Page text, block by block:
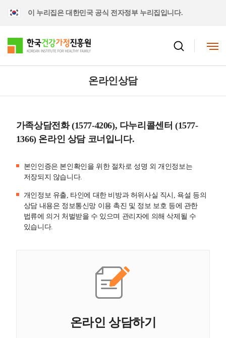
이 누리집은 대한민국 공식 전자정부 누리집입니다.
온라인상담
가족상담전화 (1577-4206), 다누리콜센터 (1577-
1366) 온라인 상담 코너입니다.
본인인증은 본인확인을 위한 절차로 성명 외 개인정보는
저장되지 않습니다.
개인정보 유출, 타인에 대한 비방과 허위사실 직시, 욕설 등의
상담 내용은 정보통신망 이용 촉진 및 정보 보호 등에 관한
법류에 의거 처벌받을 수 있으며 관리자에 의해 삭제될 수
있습니다.
온라인 상담하기